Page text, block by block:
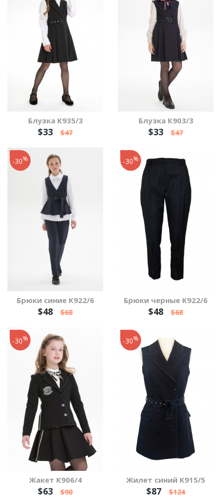
Блузка K935/3
$33 $47
Блузка К903/3
$33 $47
Брюки синие K922/6
$48 $68
-30%
Брюки черные K922/6
$48 $68
-30%
Жакет K906/4
$63 $90
-30%
Жилет синий K915/5
$87 $124
-30%